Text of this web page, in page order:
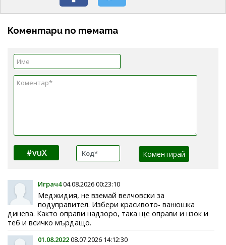
Коментари по темата
#vuX
Играч404.08.2026 00:23:10
Меджидия, не вземай велчовски за
подуправител. Избери красивото- ванюшка
динева. Както оправи надзоро, така ще оправи и нзок и
теб и всичко мърдащо.
01.08.202208.07.2026 14:12:30